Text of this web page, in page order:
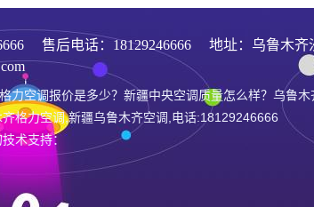
售后电话：18129246666 地址：乌鲁木齐
力空调报价是多少？新疆中央空调质量怎么样？乌鲁
格力空调,新疆乌鲁木齐空调,电话:18129246666
技术支持：